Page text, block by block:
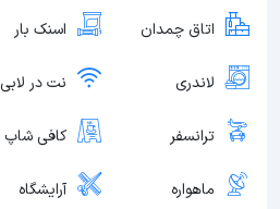
اتاق چمدان اسنک بار
لاندری نت در لابی
ترانسفر کافی شاپ
ماهواره آرایشگاه